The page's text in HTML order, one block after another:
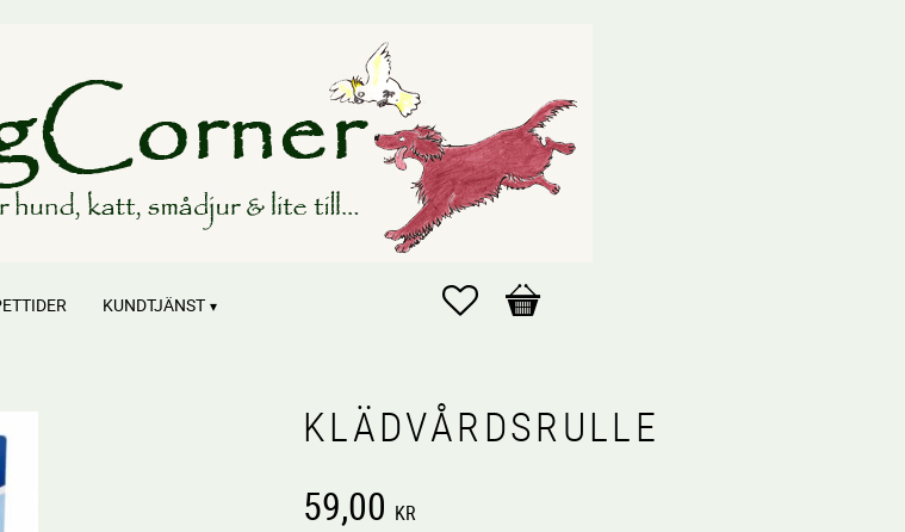
Favoriter
Kundvagn
KUNDTJÄNST
KLÄDVÅRDSRULLE
59,00 KR